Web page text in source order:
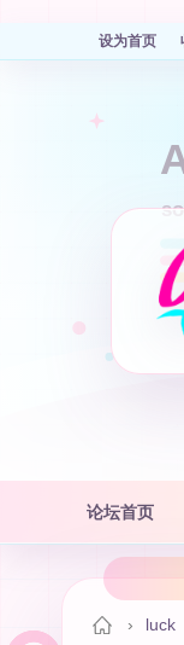
设为首页
论坛首页
› luck